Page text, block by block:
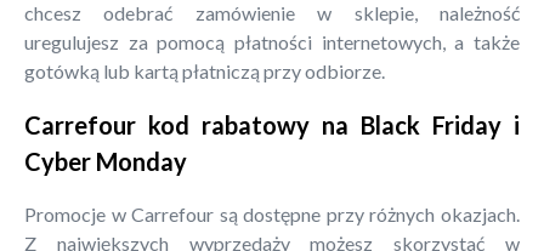
chcesz odebrać zamówienie w sklepie, należność
uregulujesz za pomocą płatności internetowych, a także
gotówką lub kartą płatniczą przy odbiorze.
Carrefour kod rabatowy na Black Friday i
Cyber Monday
Promocje w Carrefour są dostępne przy różnych okazjach.
Z największych wyprzedaży możesz skorzystać w